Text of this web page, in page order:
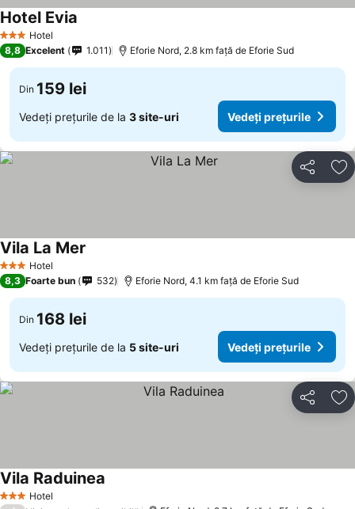
3 SteleHotel
Hotel Evia
8,8 Excelent 1.011 Eforie Nord, 2.8 km faţă de Eforie Sud
Din 159 lei
Vedeți prețurile de la 3 site-uri Vedeți prețurile
Distribuiți
3 SteleHotel
Vila La Mer
8,3 Foarte bun 532 Eforie Nord, 4.1 km faţă de Eforie Sud
Din 168 lei
Vedeți prețurile de la 5 site-uri Vedeți prețurile
Distribuiți
3 SteleHotel
Vila Raduinea